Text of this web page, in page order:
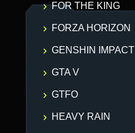
FOR THE KING
FORZA HORIZON
GENSHIN IMPACT
GTA V
GTFO
HEAVY RAIN